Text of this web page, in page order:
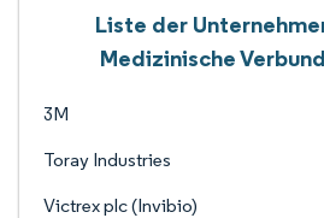
Liste der
Medizinische
3M
Toray Industries
Victrex plc (Invibio)